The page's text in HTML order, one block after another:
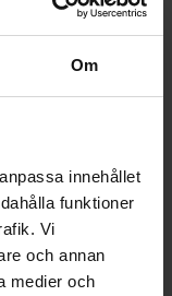
Om
innehållet
funktioner
Vi
och annan
medier och